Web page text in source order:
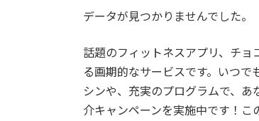
データが見つかりませんでした。
話題のフィットネスアプリ、チ
る画期的なサービスです。いつ
シンや、充実のプログラムで、
介キャンペーンを実施中です！こ